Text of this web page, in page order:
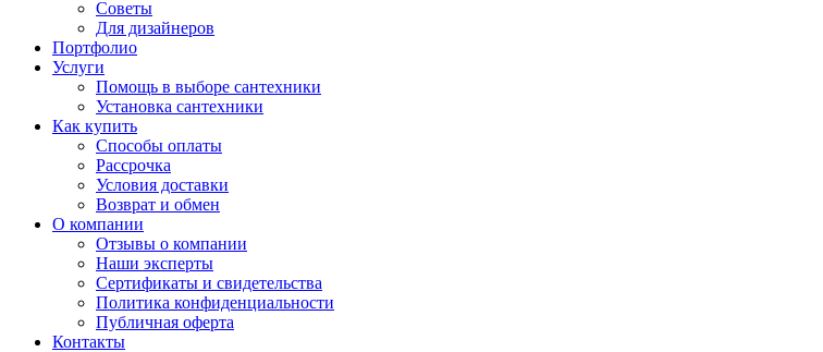
Советы
Для дизайнеров
Портфолио
Услуги
Помощь в выборе сантехники
Установка сантехники
Как купить
Способы оплаты
Рассрочка
Условия доставки
Возврат и обмен
О компании
Отзывы о компании
Наши эксперты
Сертификаты и свидетельства
Политика конфиденциальности
Публичная оферта
Контакты